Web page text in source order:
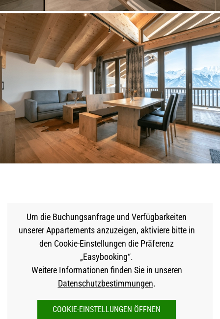
Um die Buchungsanfrage und Verfügbarkeiten
unserer Appartements anzuzeigen, aktiviere bitte in
den Cookie-Einstellungen die Präferenz
„Easybooking“.
Weitere Informationen finden Sie in unseren
Datenschutzbestimmungen.
COOKIE-EINSTELLUNGEN ÖFFNEN